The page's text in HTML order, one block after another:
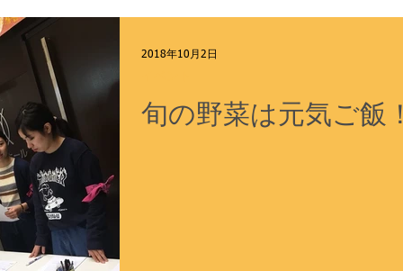
旬の野菜は元気ご飯！
2018年10月2日